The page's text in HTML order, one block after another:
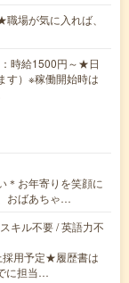
場が気に入れば、
時給1500円～★日
す）※稼働開始時は
＊お年寄りを笑顔に
おばあちゃ…
キル不要 / 英語力不
用予定★履歴書は
に担当…